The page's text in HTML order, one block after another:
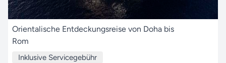
Orientalische Entdeckungsreise von Doha bis
Rom
Inklusive Servicegebühr